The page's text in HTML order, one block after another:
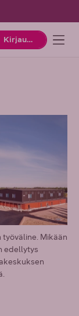
Current
Kirjaudu
Mikään
edellytys